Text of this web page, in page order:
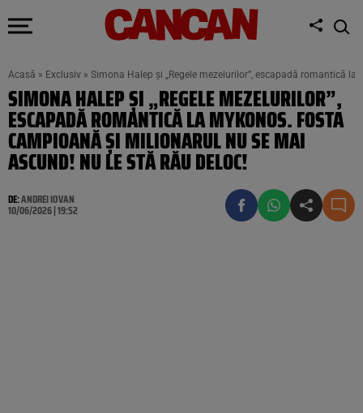
Acasă » Exclusiv » Simona Halep și „Regele mezelurilor”, escapadă romantică
SIMONA HALEP ȘI „REGELE MEZELURILOR”,
ESCAPADĂ ROMANTICĂ LA MYKONOS. FOSTA
CAMPIOANĂ ȘI MILIONARUL NU SE MAI
ASCUND! NU LE STĂ RĂU DELOC!
DE:ANDREI IOVAN
10/06/2026 | 19:52